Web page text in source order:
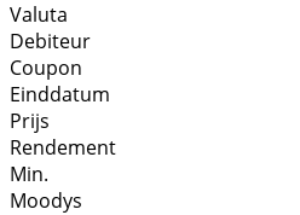
Valuta
Debiteur
Coupon
Einddatum
Prijs
Rendement
Min.
Moodys